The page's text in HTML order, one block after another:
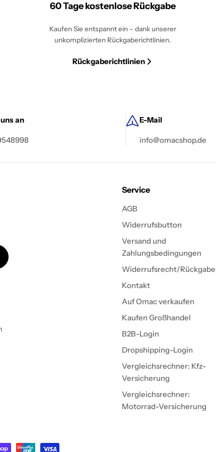
60 Tage kostenlose Rückgabe
Kaufen Sie entspannt ein – dank unserer
unkomplizierten Rückgaberichtlinien.
Rückgaberichtlinien
an E-Mail
info@omacshop.de
Service
AGB
Widerrufsbutton
Versand und
Zahlungsbedingungen
Widerrufsrecht/Rückgabe
Kontakt
Auf Omac verkaufen
Kaufen Großhandel
B2B-Login
Dropshipping-Login
Vergleichsrechner: Kfz-
Versicherung
Vergleichsrechner:
Motorrad-Versicherung